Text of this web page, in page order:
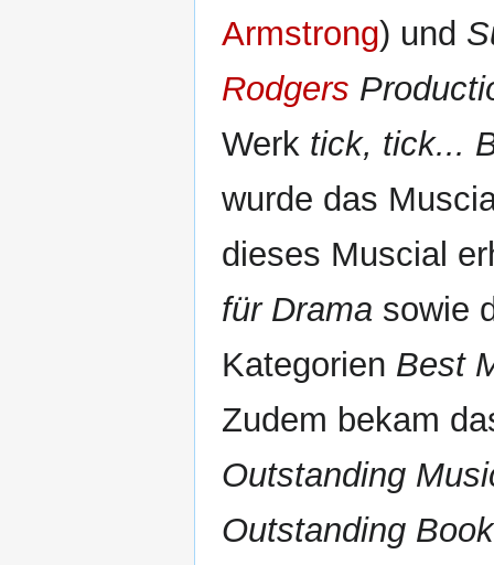
Armstrong) und
Rodgers
Werk tick, tick...
wurde das
dieses Muscial
für Drama sowie
Kategorien Best
Zudem bekam
Outstanding
Outstanding